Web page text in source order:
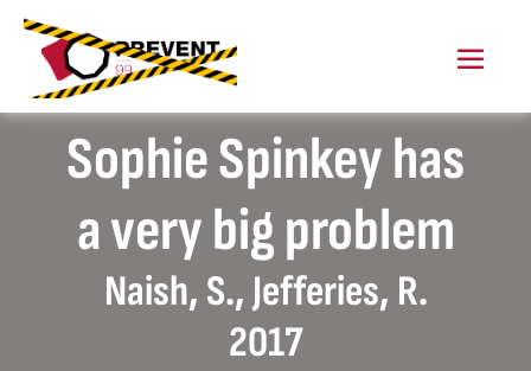
Skip
content
Sophie Spinkey has
a very big problem
Naish, S., Jefferies, R.
2017